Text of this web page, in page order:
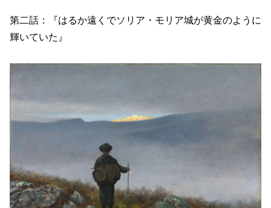
第二話：『はるか遠くでソリア・モリア城が黄金のように
輝いていた』